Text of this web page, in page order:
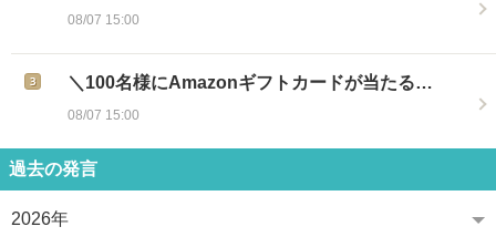
08/07 15:00
＼100名様にAmazonギフトカードが当たる…
08/07 15:00
過去の発言
2026年